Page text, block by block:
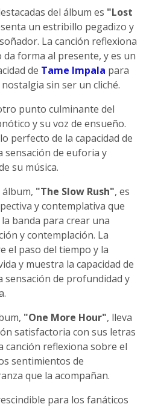
del álbum es "Lost
un estribillo pegadizo y
La canción reflexiona
da forma al presente, y es un
de Tame Impala para
sin ser un cliché.
punto culminante del
y su voz de ensueño.
perfecto de la capacidad de
sensación de euforia y
su música.
"The Slow Rush", es
y contemplativa que
banda para crear una
y contemplación. La
el paso del tiempo y la
y muestra la capacidad de
sensación de profundidad y
"One More Hour", lleva
satisfactoria con sus letras
canción reflexiona sobre el
sentimientos de
que la acompañan.
para los fanáticos